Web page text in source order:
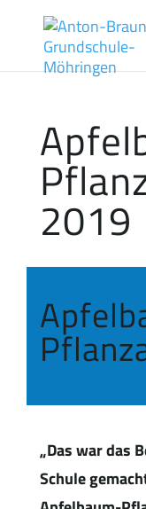
2019
„Das war das
Schule